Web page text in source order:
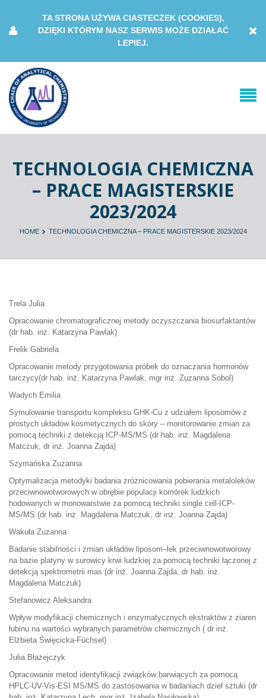
TA STRONA UŻYWA CIASTECZEK (COOKIES),
DZIĘKI KTÓRYM NASZ SERWIS MOŻE DZIAŁAĆ
LEPIEJ.
TECHNOLOGIA CHEMICZNA
– PRACE MAGISTERSKIE
2023/2024
HOME TECHNOLOGIA CHEMICZNA – PRACE MAGISTERSKIE 2023/2024
Trela Julia
Opracowanie chromatograficznej metody oczyszczania biosurfaktantów
(dr hab. inż. Katarzyna Pawlak)
Frelik Gabriela
Opracowanie metody przygotowania próbek do oznaczania hormonów
tarczycy(dr hab. inż. Katarzyna Pawlak, mgr inż. Zuzanna Sobol)
Wadych Emilia
Symulowanie transportu kompleksu GHK-Cu z udziałem liposomów z
prostych układów kosmetycznych do skóry – monitorowanie zmian za
pomocą techniki z detekcją ICP-MS/MS (dr hab. inż. Magdalena
Matczuk, dr inż. Joanna Zajda)
Szymańska Zuzanna
Optymalizacja metodyki badania zróżnicowania pobierania metaloleków
przeciwnowotworowych w obrębie populacji komórek ludzkich
hodowanych w monowarstwie za pomocą techniki single cell-ICP-
MS/MS (dr hab. inż. Magdalena Matczuk, dr inż. Joanna Zajda)
Wakuła Zuzanna
Badanie stabilności i zmian układów liposom‒lek przeciwnowotworowy
na bazie platyny w surowicy krwi ludzkiej za pomocą techniki łączonej z
detekcją spektrometrii mas (dr inż. Joanna Zajda, dr hab. inż.
Magdalena Matczuk)
Stefanowicz Aleksandra
Wpływ modyfikacji chemicznych i enzymatycznych ekstraktów z ziaren
łubinu na wartości wybranych parametrów chemicznych ( dr inż.
Elżbieta Święcicka-Füchsel)
Julia Błażejczyk
Opracowanie metod identyfikacji związków barwiących za pomocą
HPLC-UV-Vis-ESI MS/MS do zastosowania w badaniach dzieł sztuki (dr